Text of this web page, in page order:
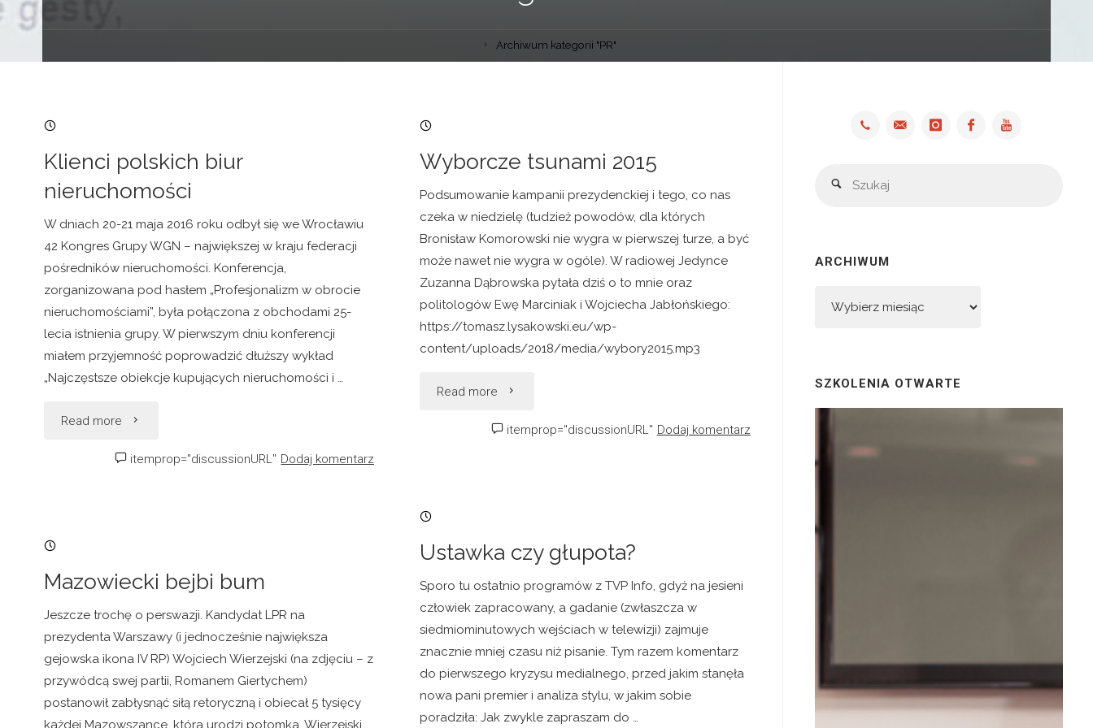
Archiwum kategorii "PR"
Klienci polskich biur
nieruchomości
W dniach 20-21 maja 2016 roku odbył się we Wrocławiu
42 Kongres Grupy WGN – największej w kraju federacji
pośredników nieruchomości. Konferencja,
zorganizowana pod hasłem „Profesjonalizm w obrocie
nieruchomościami”, była połączona z obchodami 25-
lecia istnienia grupy. W pierwszym dniu konferencji
miałem przyjemność poprowadzić dłuższy wykład
„Najczęstsze obiekcje kupujących nieruchomości i …
Read more "Klienci
polskich
itemprop="discussionURL" Dodaj komentarz
Wyborcze tsunami 2015
Podsumowanie kampanii prezydenckiej i tego, co nas
czeka w niedzielę (tudzież powodów, dla których
Bronisław Komorowski nie wygra w pierwszej turze, a być
może nawet nie wygra w ogóle). W radiowej Jedynce
Zuzanna Dąbrowska pytała dziś o to mnie oraz
politologów Ewę Marciniak i Wojciecha Jabłońskiego:
https://tomasz.lysakowski.eu/wp-
content/uploads/2018/media/wybory2015.mp3
Read more "Wyborcze
tsunami
itemprop="discussionURL" Dodaj komentarz
Ustawka czy głupota?
Sporo tu ostatnio programów z TVP Info, gdyż na jesieni
człowiek zapracowany, a gadanie (zwłaszcza w
siedmiominutowych wejściach w telewizji) zajmuje
znacznie mniej czasu niż pisanie. Tym razem komentarz
do pierwszego kryzysu medialnego, przed jakim stanęła
nowa pani premier i analiza stylu, w jakim sobie
poradziła: Jak zwykle zapraszam do …
Mazowiecki bejbi bum
Jeszcze trochę o perswazji. Kandydat LPR na
prezydenta Warszawy (i jednocześnie największa
gejowska ikona IV RP) Wojciech Wierzejski (na zdjęciu – z
przywódcą swej partii, Romanem Giertychem)
postanowił zabłysnąć siłą retoryczną i obiecał 5 tysięcy
każdej Mazowszance, która urodzi potomka. Wierzejski
Szukaj
ARCHIWUM
SZKOLENIA OTWARTE